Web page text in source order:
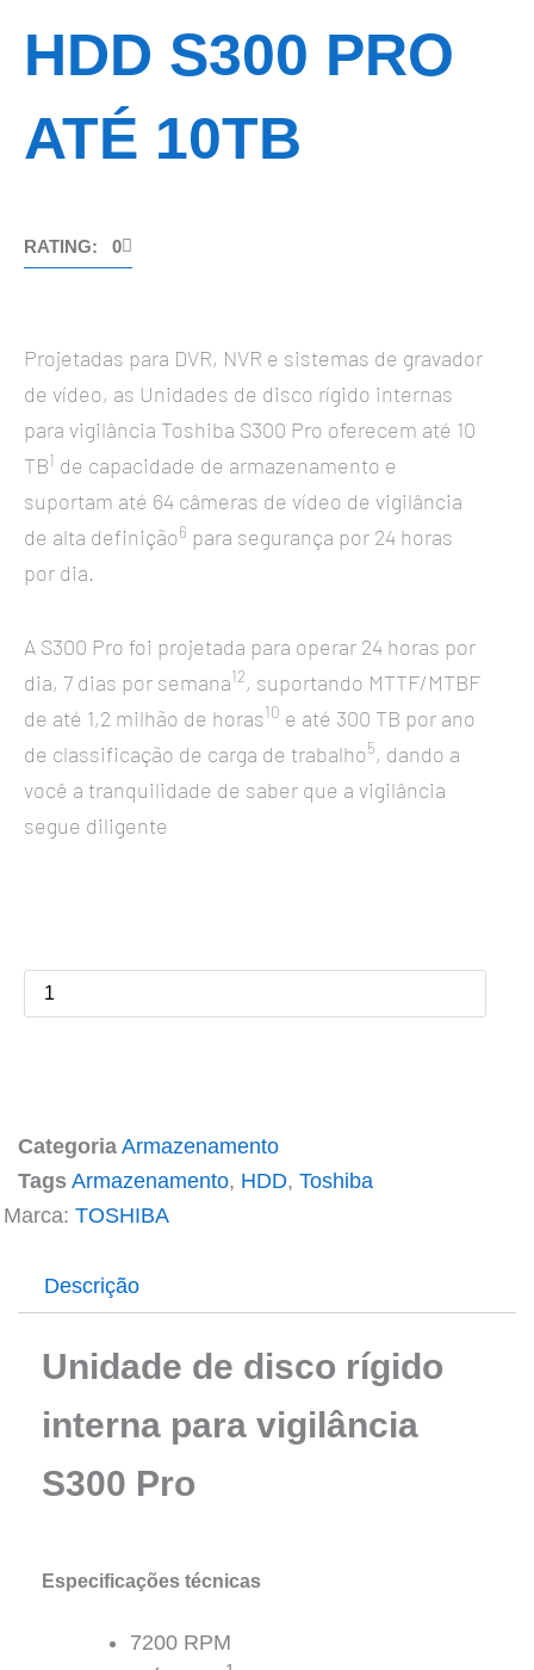
HDD S300 PRO
ATÉ 10TB
RATING: 0
Projetadas para DVR, NVR e sistemas de gravador
de vídeo, as Unidades de disco rígido internas
para vigilância Toshiba S300 Pro oferecem até 10
TB1 de capacidade de armazenamento e
suportam até 64 câmeras de vídeo de vigilância
de alta definição6 para segurança por 24 horas
por dia.
A S300 Pro foi projetada para operar 24 horas por
dia, 7 dias por semana12, suportando MTTF/MTBF
de até 1,2 milhão de horas10 e até 300 TB por ano
de classificação de carga de trabalho5, dando a
você a tranquilidade de saber que a vigilância
segue diligente
Pro
até
Categoria Armazenamento
Tags Armazenamento, HDD, Toshiba
Marca: TOSHIBA
Descrição
Unidade de disco rígido
interna para vigilância
S300 Pro
Especificações técnicas
7200 RPM